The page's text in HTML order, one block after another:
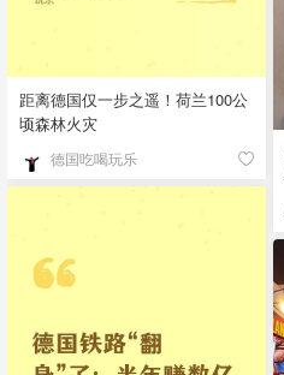
距离德国仅一步之遥！荷兰100公
顷森林火灾
德国吃喝玩乐